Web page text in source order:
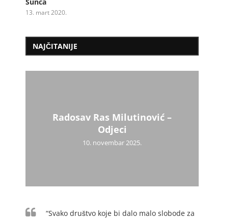
Sunca
13. mart 2020.
NAJČITANIJE
Radosav Ras Milutinović –
Odjeci
10. novembar 2025.
“Svako društvo koje bi dalo malo slobode za